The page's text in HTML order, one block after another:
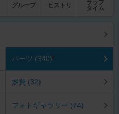
グループ ヒストリ
ラップ
タイム
パーツ (340)*
燃費 (32)
フォトギャラリー (74)